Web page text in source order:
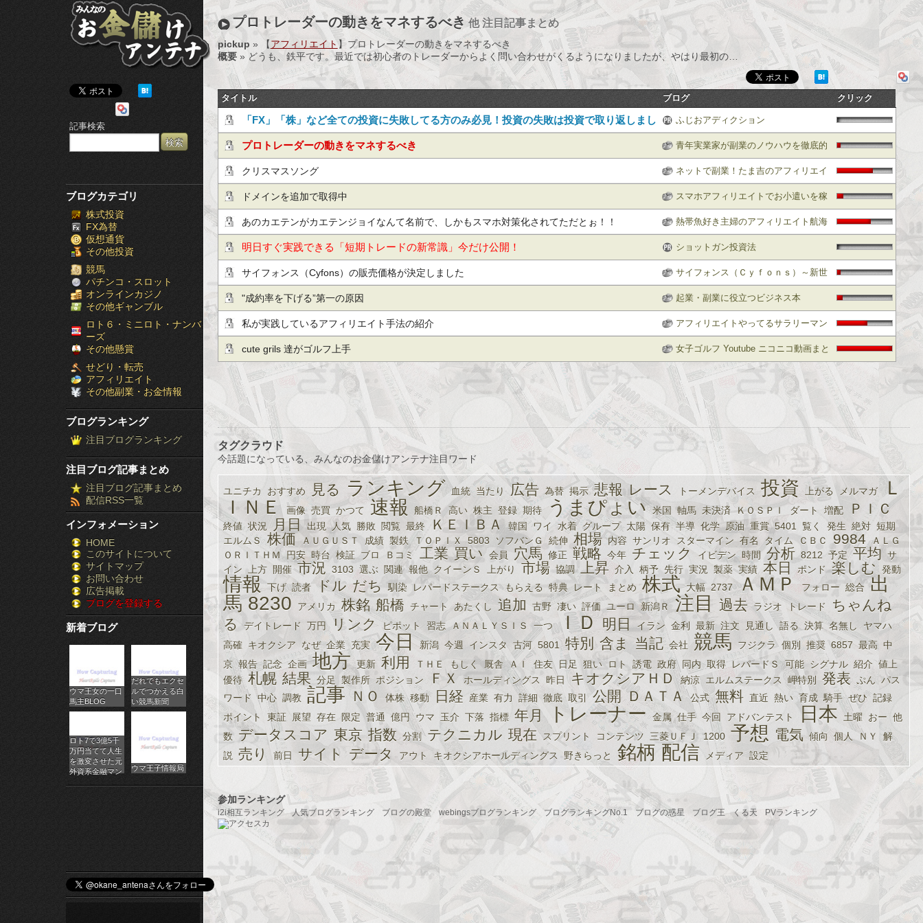
み
ん
な
の
お
金
儲
け
ア
ン
テ
ナ
［ブ
ロ
グ
ラ
ン
キ
ン
グ］-
株
FX
競
馬
パ
チ
ス
ロ
オ
ン
ラ
イ
ジ
記事検索
ブログカテゴリ
株式投資
FX為替
仮想通貨
その他投資
競馬
パチンコ・スロット
オンラインカジノ
その他ギャンブル
ロト６・ミニロト・ナンバ
ーズ
その他懸賞
せどり・転売
アフィリエイト
その他副業・お金情報
ブログランキング
注目ブログランキング
注目ブログ記事まとめ
注目ブログ記事まとめ
配信RSS一覧
インフォメーション
HOME
このサイトについて
サイトマップ
お問い合わせ
広告掲載
ブログを登録する
新着ブログ
ウマ王女の一口
馬主BLOG
だれでもエクセ
ルでつかえる白
い競馬新聞
ロト7で3億5千
万円当てて人生
を激変させた元
外資系金融マン
ウマ王子情報局
プロトレーダーの動きをマネするべき 他 注目記事まとめ
pickup » 【アフィリエイト】プロトレーダーの動きをマネするべき
概要» どうも、鉄平です。最近では初心者のトレーダーからよく問い合わせがくるようになりましたが、やはり最初の…
タイトル ブログ クリック
「FX」「株」など全ての投資に失敗してる方のみ必見！投資の失敗は投資で取り返しまし
ょう！
ふじおアディクション
プロトレーダーの動きをマネするべき 青年実業家が副業のノウハウを徹底的
に教える！
クリスマスソング ネットで副業！たま吉のアフィリエイ
ト徒然日記
ドメインを追加で取得中 スマホアフィリエイトでお小遣いを稼
ぐ
あのカエテンがカエテンジョイなんて名前で、しかもスマホ対策化されてただとぉ！！ 熱帯魚好き主婦のアフィリエイト航海
日誌♪
明日すぐ実践できる「短期トレードの新常識」今だけ公開！ ショットガン投資法
サイフォンス（Cyfons）の販売価格が決定しました サイフォンス（Ｃｙｆｏｎｓ）～新世
界スクールシステム～内容・特典一括
レビュー
"成約率を下げる”第一の原因 起業・副業に役立つビジネス本
私が実践しているアフィリエイト手法の紹介 アフィリエイトやってるサラリーマン
の確定申告対策
cute grils 達がゴルフ上手 女子ゴルフ Youtube ニコニコ動画まと
め
タグクラウド
今話題になっている、みんなのお金儲けアンテナ注目ワード
ユニチカ おすすめ 見る ランキング 血統 当たり 広告 為替 掲示 悲報 レース トーメンデバイス 投資 上がる メルマガ
Ｌ
ＩＮＥ 画像 売買 かつて 速報 船橋Ｒ 高い 株主 登録 期待 うまぴょい 米国 軸馬 未決済 ＫＯＳＰＩ ダート 増配 ＰＩＣ
終値 状況 月日 出現 人気 勝敗 閲覧 最終 ＫＥＩＢＡ 韓国 ワイ 水着 グループ 太陽 保有 半導 化学 原油 重賞 5401 覧く 発生 絶対 短期
エルムＳ
株価 ＡＵＧＵＳＴ 成績 製鉄 ＴＯＰＩＸ 5803 ソフバンＧ 続伸 相場 内容 サンリオ スターマイン 有名 タイム ＣＢＣ 9984 ＡＬＧ
ＯＲＩＴＨＭ
円安 時台 検証 ブロ Ｂコミ 工業 買い 会員 穴馬 修正 戦略 今年 チェック イビデン 時間 分析 8212 予定 平均 サ
イン
上方 開催 市況 3103 選ぶ 関連 報他 クイーンＳ 上がり 市場 協調 上昇 介入 柄予 先行 実況 製薬 実績 本日 ポンド 楽しむ 発動
情報 下げ 読者 ドル だち 馴染 レパードステークス もらえる 特典 レート まとめ 株式 大幅 2737 ＡＭＰ フォロー 総合 出
馬 8230 アメリカ 株銘 船橋 チャート あたくし 追加 古野 凄い 評価 ユーロ 新潟Ｒ 注目 過去 ラジオ トレード
ちゃんね
る
デイトレード 万円 リンク ピポット 習志 ＡＮＡＬＹＳＩＳ 一つ ＩＤ 明日 イラン 金利 最新 注文 見通し 語る 決算 名無し
ヤマハ
高確 キオクシア なぜ 企業 充実 今日 新潟 今週 インスタ 古河 5801 特別 含ま 当記 会社 競馬 フジクラ 個別 推奨 6857 最高 中
京 報告 記念 企画 地方 更新 利用 ＴＨＥ もしく 厩舎 ＡＩ 住友 日足 狙い ロト 誘電 政府 同内 取得 レパードＳ 可能 シグナル 紹介 値上
優待 札幌 結果 分足 製作所 ポジション ＦＸ ホールディングス 昨日 キオクシアＨＤ 納涼 エルムステークス 岬特別 発表 ぷん パス
ワード
中心 調教 記事 ＮＯ 体株 移動 日経 産業 有力 詳細 徹底 取引 公開 ＤＡＴＡ 公式 無料 直近 熱い 育成 騎手 ぜひ 記録
ポイント
東証 展望 存在 限定 普通 億円 ウマ 玉介 下落 指標 年月 トレーナー 金属 仕手 今回 アドバンテスト 日本 土曜 おー 他
数
データスコア 東京 指数 分割 テクニカル 現在 スプリント コンテンツ 三菱ＵＦＪ 1200 予想 電気 傾向 個人 ＮＹ
解
説
売り 前日 サイト データ アウト キオクシアホールディングス 野きらっと 銘柄 配信 メディア 設定
参加ランキング
i2i相互ランキング 人気ブログランキング ブログの殿堂 webingsブログランキング ブログランキングNo.1 ブログの惑星 ブログ王 くる天 PVランキング